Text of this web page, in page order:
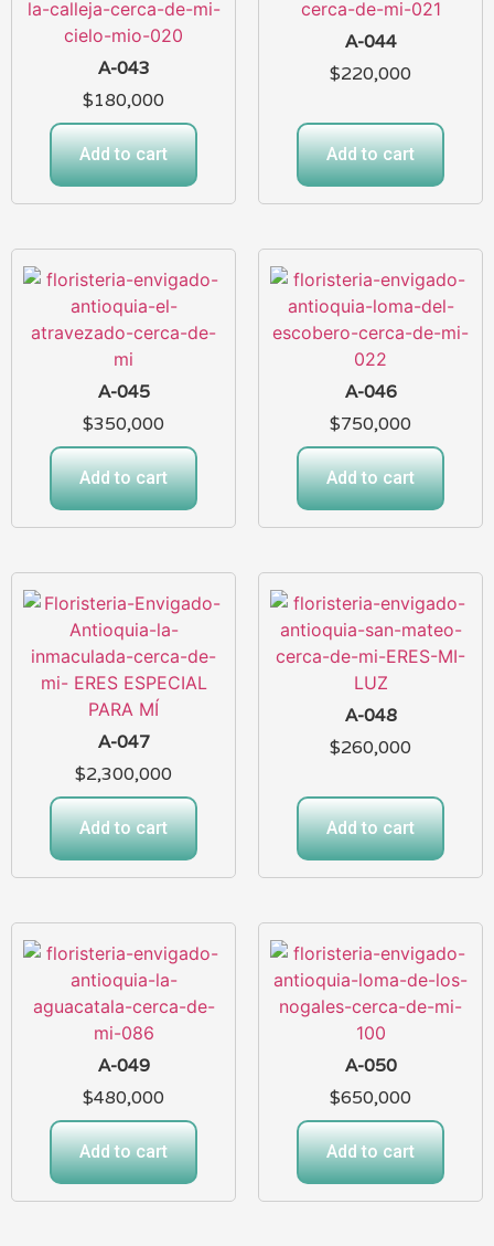
A-043
$180,000
Add to cart
A-044
$220,000
Add to cart
A-045
$350,000
Add to cart
A-046
$750,000
Add to cart
A-047
$2,300,000
Add to cart
A-048
$260,000
Add to cart
A-049
$480,000
Add to cart
A-050
$650,000
Add to cart